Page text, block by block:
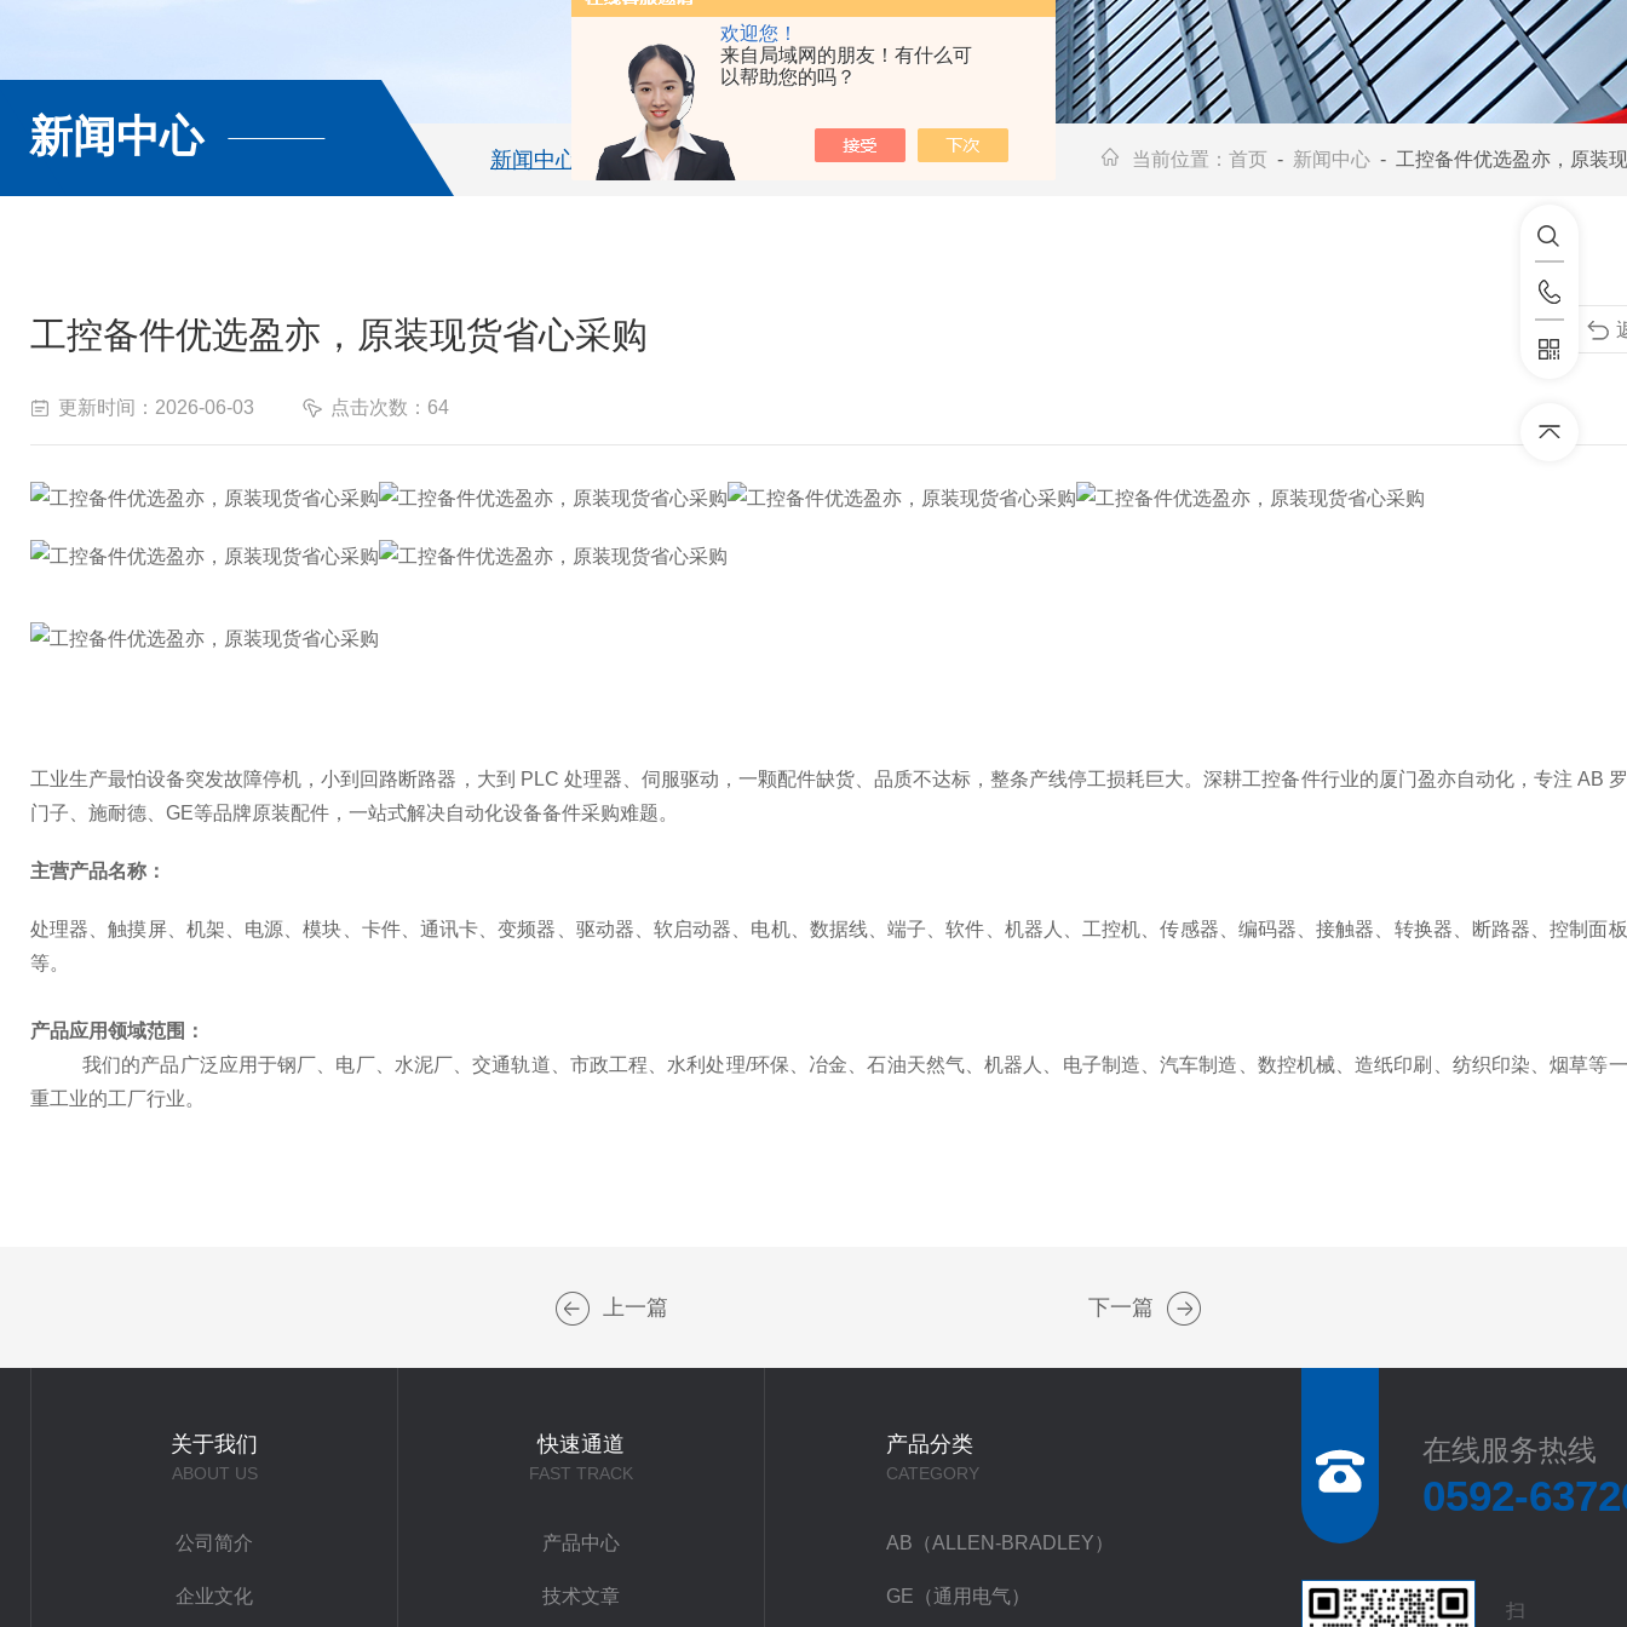
欢迎您！
来自局域网的朋友！有什么可
以帮助您的吗？
新闻中心 新闻中心 技术文章 当前位置： 首页 - 新闻中心 - 工控备件优选盈亦，原装
工控备件优选盈亦，原装现货省心采购
更新时间：2026-06-03 点击次数：64
工业生产最怕设备突发故障停机，小到回路断路器，大到 PLC 处理器、伺服驱动，一颗配件缺货、品质不达标，整条产线停工损耗巨大。深耕工控备件行业的厦门盈亦自动化，专注 AB
门子、施耐德、GE等品牌原装配件，一站式解决自动化设备备件采购难题。
主营产品名称：
处理器 、触摸屏、 机架 电源 、模块 卡件、 通讯卡、变频器 驱动器 软启动器 、电机、 数据线 、端子 、软件、机器人、工控机、传感器 、编码器、接触器、转换器、断路器、控制面
等。
产品应用领域范围 ：
我们的产品广泛应用于钢厂 电厂、 水泥厂、交通轨 道 、市政工程、水利处理/环保 冶金、石油天然气、机器人 电子制造 、汽车制造、数控机械 、造纸印刷、纺织印染、烟草等
重工业的工厂行业。
上一篇 下一篇
关于我们
ABOUT US
公司简介
企业文化
快速通道
FAST TRACK
产品中心
技术文章
产品分类
CATEGORY
AB（ALLEN-BRADLEY）
GE（通用电气）
在线服务热线
0592-
扫